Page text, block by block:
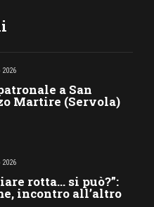
a San
Martire (Servola)
rotta… si può?”:
incontro all’altro